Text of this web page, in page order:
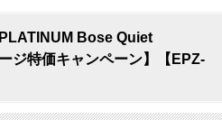
Bose Quiet
ジ特価キャンペーン】【EPZ-